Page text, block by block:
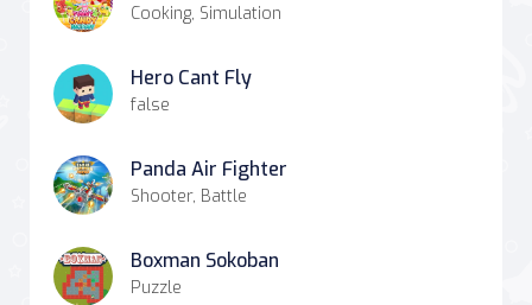
Cooking, Simulation
Hero Cant Fly
false
Panda Air Fighter
Shooter, Battle
Boxman Sokoban
Puzzle